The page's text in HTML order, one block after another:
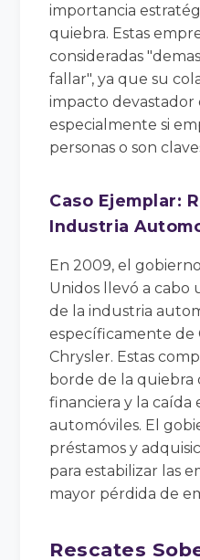
importancia
quiebra. Estas
consideradas
fallar", ya que su
impacto devastador
especialmente si
personas o son
Caso Ejemplar:
Industria
En 2009, el
Unidos llevó a cabo
de la industria
específicamente de
Chrysler. Estas
borde de la quiebra
financiera y la caída
automóviles. El
préstamos y
para estabilizar las
mayor pérdida de
Rescates